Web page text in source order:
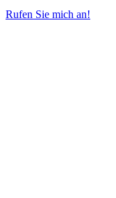
Rufen Sie mich an!